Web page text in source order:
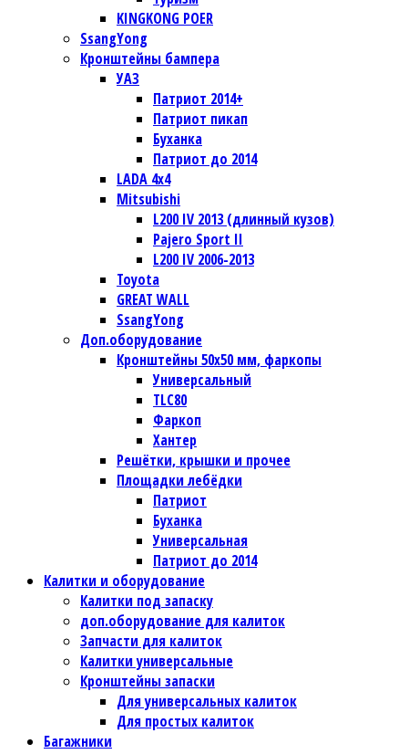
KINGKONG POER
SsangYong
Кронштейны бампера
УАЗ
Патриот 2014+
Патриот пикап
Буханка
Патриот до 2014
LADA 4x4
Mitsubishi
L200 IV 2013 (длинный кузов)
Pajero Sport II
L200 IV 2006-2013
Toyota
GREAT WALL
SsangYong
Доп.оборудование
Кронштейны 50х50 мм, фаркопы
Универсальный
TLC80
Фаркоп
Хантер
Решётки, крышки и прочее
Площадки лебёдки
Патриот
Буханка
Универсальная
Патриот до 2014
Калитки и оборудование
Калитки под запаску
доп.оборудование для калиток
Запчасти для калиток
Калитки универсальные
Кронштейны запаски
Для универсальных калиток
Для простых калиток
Багажники